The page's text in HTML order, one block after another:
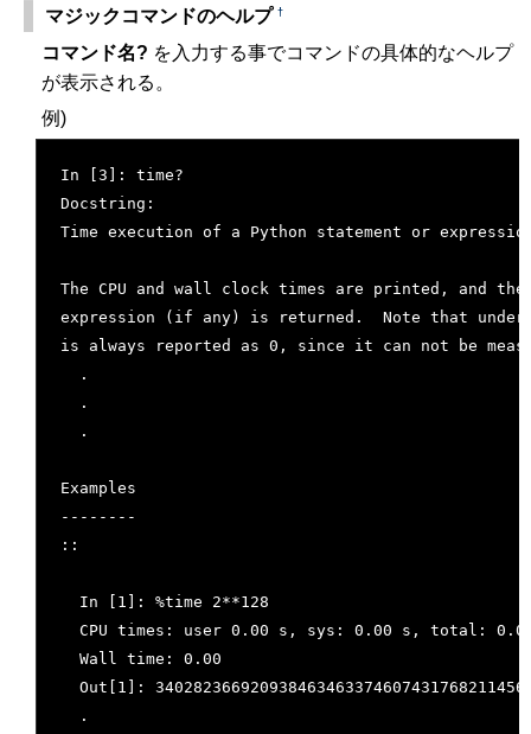
マジックコマンドのヘルプ †
コマンド名? を入力する事でコマンドの具体的なヘルプ
が表示される。
例)
In [3]: time?
Docstring:
Time execution of a Python statement or
The CPU and wall clock times are printed, and
expression (if any) is returned.  Note that under
is always reported as 0, since it can not be
  .
  .
  .
Examples
--------
::
  In [1]: %time 2**128
CPU times: user 0.00 s, sys: 0.00 s, total:
  Wall time: 0.00
Out[1]:
  .